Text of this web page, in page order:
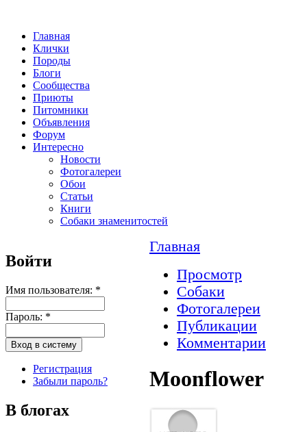
Главная
Клички
Породы
Блоги
Сообщества
Приюты
Питомники
Объявления
Форум
Интересно
Новости
Фотогалереи
Обои
Статьи
Книги
Собаки знаменитостей
Войти
Имя пользователя: *
Пароль: *
Регистрация
Забыли пароль?
В блогах
Главная
Просмотр
Собаки
Фотогалереи
Публикации
Комментарии
Moonflower